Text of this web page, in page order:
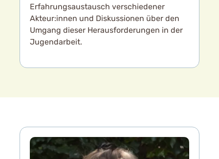
Erfahrungsaustausch verschiedener
Akteur:innen und Diskussionen über den
Umgang dieser Herausforderungen in der
Jugendarbeit.